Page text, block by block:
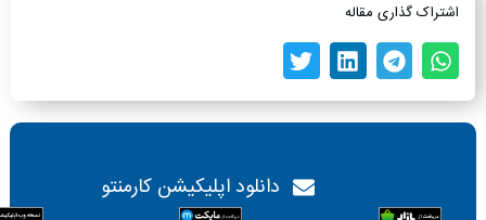
اشتراک گذاری مقاله
دانلود اپلیکیشن کارمنتو